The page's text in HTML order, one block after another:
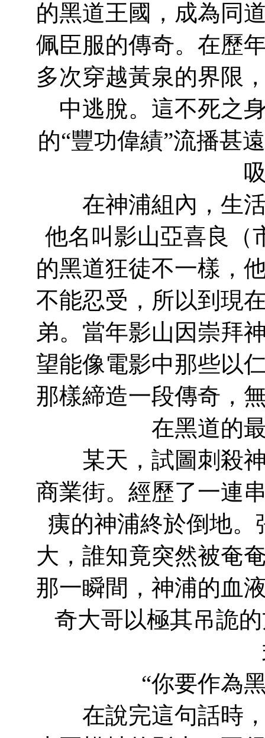
的黑道王國，成為同
佩臣服的傳奇。在歷
多次穿越黃泉的界限
中逃脫。這不死之
的“豐功偉績”流播甚
在神浦組內，生活
他名叫影山亞喜良（
的黑道狂徒不一樣，
不能忍受，所以到現
弟。當年影山因崇拜
望能像電影中那些以
那樣締造一段傳奇，
在黑道的
某天，試圖刺殺神
商業街。經歷了一連
痍的神浦終於倒地
大，誰知竟突然被奄
那一瞬間，神浦的血
奇大哥以極其吊詭
“你要作為黑
在說完這句話時，